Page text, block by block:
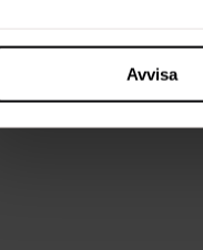
Avvisa